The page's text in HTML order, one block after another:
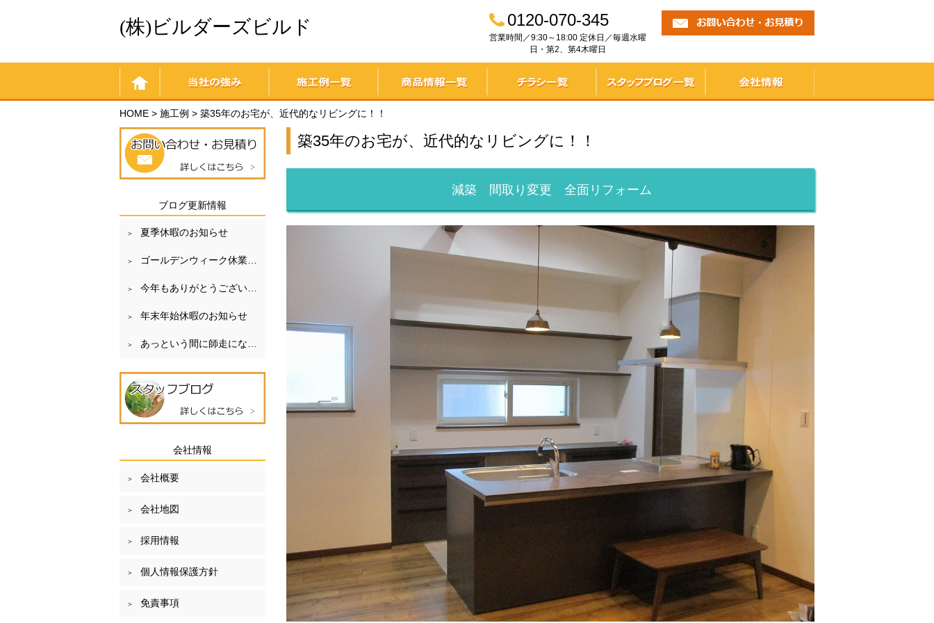
(株)ビルダーズビルド 0120-070-345
営業時間／9:30～18:00 定休日／毎週水曜
日・第2、第4木曜日
当社の強み 施工例一覧
HOME > 施工例 > 築35年のお宅が、近代的なリビングに！！
築35年のお宅が、近代的なリビングに！！
減築 間取り変更 全面リフォーム
ブログ更新情報
夏季休暇のお知らせ
ゴールデンウィーク休業のお知らせ
今年もありがとうございました
年末年始休暇のお知らせ
あっという間に師走になりました
会社情報
会社概要
会社地図
採用情報
個人情報保護方針
免責事項